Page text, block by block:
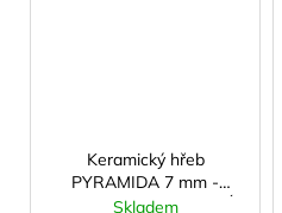
Keramický hřeb
PYRAMIDA 7 mm -
MICHAELA SALAYOVÁ
Skladem